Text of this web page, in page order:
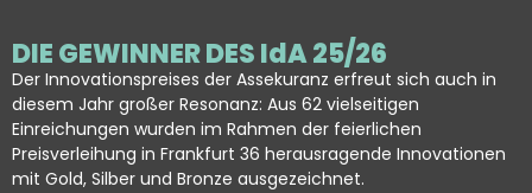
DIE GEWINNER DES IdA 25/26
Der Innovationspreises der Assekuranz erfreut sich auch in
diesem Jahr großer Resonanz: Aus 62 vielseitigen
Einreichungen wurden im Rahmen der feierlichen
Preisverleihung in Frankfurt 36 herausragende Innovationen
mit Gold, Silber und Bronze ausgezeichnet.